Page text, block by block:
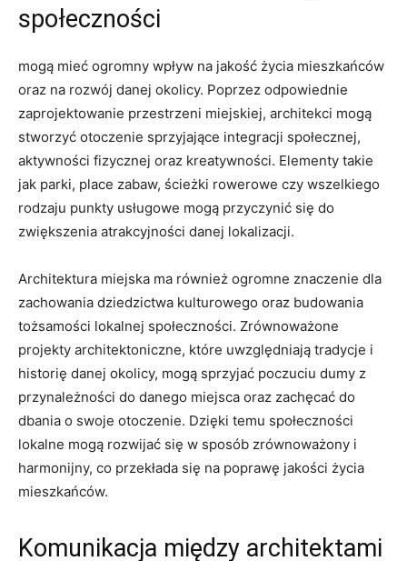
społeczności
mogą ⁤mieć ogromny ‍wpływ na jakość życia mieszkańców
oraz na ‌rozwój ⁤danej⁢ okolicy. Poprzez ⁣odpowiednie
zaprojektowanie‌ przestrzeni ⁤miejskiej, architekci mogą
stworzyć otoczenie sprzyjające ‌integracji społecznej,
aktywności fizycznej oraz ​kreatywności. Elementy takie
jak parki,⁣ place ⁢zabaw, ścieżki rowerowe czy wszelkiego⁢
rodzaju ⁤punkty usługowe mogą​ przyczynić się⁢ do
zwiększenia⁢ atrakcyjności danej⁢ lokalizacji.
Architektura⁣ miejska ma również ogromne znaczenie dla
zachowania dziedzictwa kulturowego oraz budowania
tożsamości lokalnej społeczności. Zrównoważone
projekty architektoniczne, które uwzględniają‌ tradycje i⁣
historię danej okolicy, mogą sprzyjać poczuciu dumy‌ z
przynależności do danego miejsca oraz‍ zachęcać do⁢
dbania o⁣ swoje otoczenie. Dzięki temu społeczności
lokalne ‍mogą rozwijać ​się w ​sposób​ zrównoważony i
harmonijny,‍ co przekłada się na poprawę jakości życia
mieszkańców.
Komunikacja ​między ‌architektami